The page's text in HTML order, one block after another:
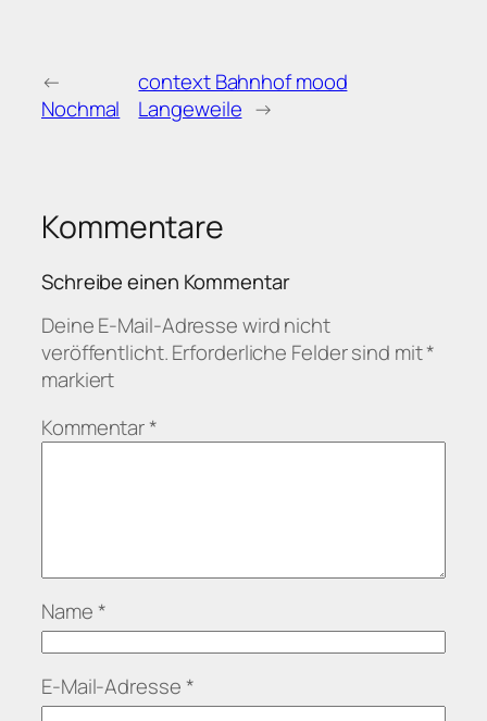
←
Nochmal
context Bahnhof mood
Langeweile →
Kommentare
Schreibe einen Kommentar
Deine E-Mail-Adresse wird nicht
veröffentlicht.Erforderliche Felder sind mit*
markiert
Kommentar*
Name *
E-Mail-Adresse *